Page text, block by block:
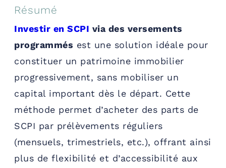
Résumé
Investir en SCPI via des versements
programmés est une solution idéale pour
constituer un patrimoine immobilier
progressivement, sans mobiliser un
capital important dès le départ. Cette
méthode permet d’acheter des parts de
SCPI par prélèvements réguliers
(mensuels, trimestriels, etc.), offrant ainsi
plus de flexibilité et d’accessibilité aux